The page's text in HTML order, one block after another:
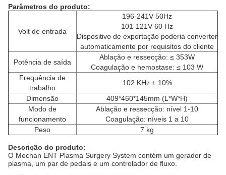
Parâmetros do produto:
Volt de entrada
196-241V 50Hz
101-121V 60 Hz
Dispositivo de exportação poderia converter
automaticamente por requisitos do cliente
Potência de saída
Ablação e ressecção: ≤ 353W
Coagulação e hemostase: ≤ 103 W
Frequência de
trabalho
102 KHz ± 10%
Dimensão
409*460*145mm (L*W*H)
Modo de
funcionamento
Ablação e ressecção: nível 1-10
Coagulação: níveis 1 a 10
Peso
7 kg
Descrição do produto:
O Mechan ENT Plasma Surgery System contém um gerador de
plasma, um par de pedais e um controlador de fluxo.